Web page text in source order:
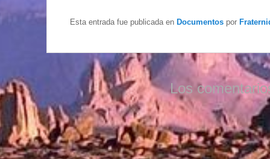
Esta entrada fue publicada en Documentos por
Los